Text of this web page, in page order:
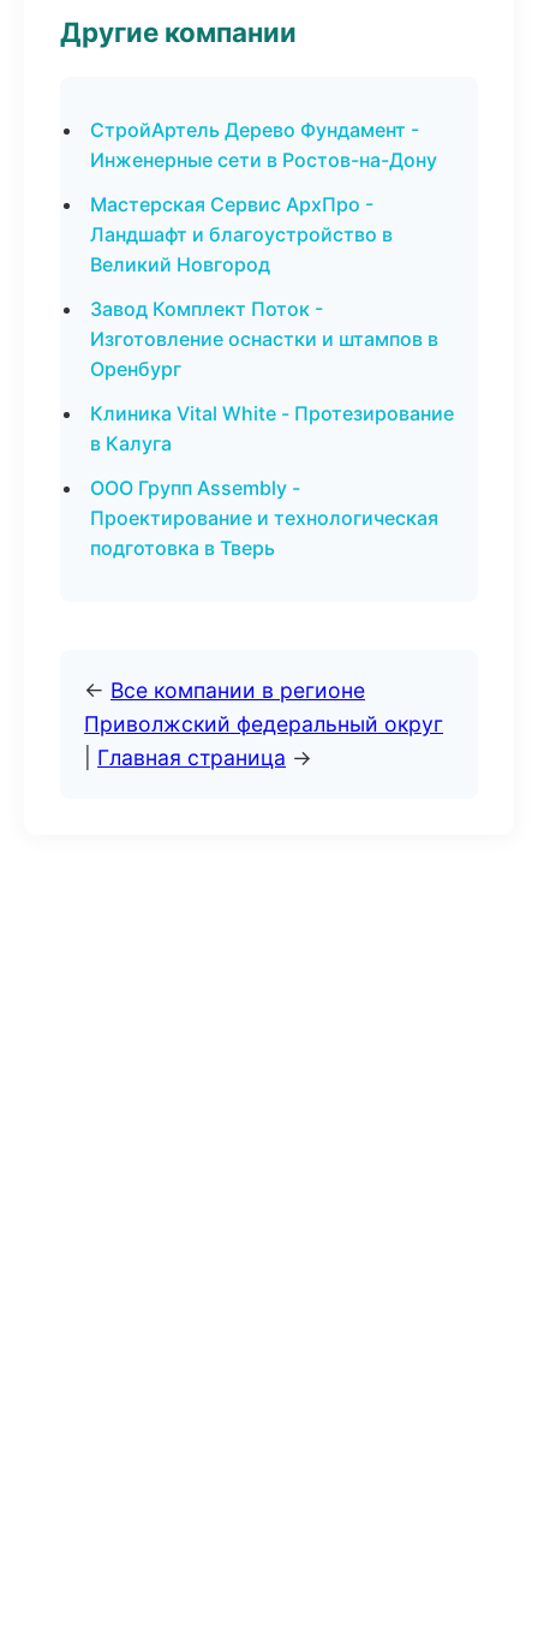
Другие компании
СтройАртель Дерево Фундамент -
Инженерные сети в Ростов-на-Дону
Мастерская Сервис АрхПро -
Ландшафт и благоустройство в
Великий Новгород
Завод Комплект Поток -
Изготовление оснастки и штампов в
Оренбург
Клиника Vital White - Протезирование
в Калуга
ООО Групп Assembly -
Проектирование и технологическая
подготовка в Тверь
← Все компании в регионе
Приволжский федеральный округ
Главная страница →